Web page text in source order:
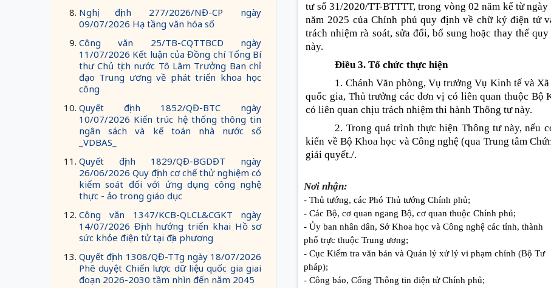
Nghị định 277/2026/NĐ-CP ngày
09/07/2026 Hạ tầng văn hóa số
Công văn 25/TB-CQTTBCD ngày
11/07/2026 Kết luận của Đồng chí Tổng Bí
thư Chủ tịch nước Tô Lâm Trưởng Ban chỉ
đạo Trung ương về phát triển khoa học
công
Quyết định 1852/QĐ-BTC ngày
10/07/2026 Kiến trúc hệ thống thông tin
ngân sách và kế toán nhà nước số
_VDBAS_
Quyết định 1829/QĐ-BGDĐT ngày
26/06/2026 Quy định cơ chế thử nghiệm có
kiểm soát đối với ứng dụng công nghệ
thực - ảo trong giáo dục
Công văn 1347/KCB-QLCL&CGKT ngày
14/07/2026 Định hướng triển khai Hồ sơ
sức khỏe điện tử tại địa phương
Quyết định 1308/QĐ-TTg ngày 18/07/2026
Phê duyệt Chiến lược dữ liệu quốc gia giai
đoạn 2026-2030 tầm nhìn đến năm 2045
tư số 31/2020/TT-BTTTT, trong vòng 02 năm kể từ
năm 2025 của Chính phủ quy định về chữ ký điện tử
trách nhiệm rà soát, sửa đổi, bổ sung hoặc thay thế
này.
Điều 3. Tổ chức thực hiện
1. Chánh Văn phòng, Vụ trưởng Vụ Kinh tế và
quốc gia, Thủ trưởng các đơn vị có liên quan thuộc Bộ
có liên quan chịu trách nhiệm thi hành Thông tư này.
2. Trong quá trình thực hiện Thông tư này, nếu
kiến về Bộ Khoa học và Công nghệ (qua Trung tâm
giải quyết./.
Nơi nhận:
- Thủ tướng, các Phó Thủ tướng Chính phủ;
- Các Bộ, cơ quan ngang Bộ, cơ quan thuộc Chính phủ;
- Ủy ban nhân dân, Sở Khoa học và Công nghệ các tỉnh, thành
phố trực thuộc Trung ương;
- Cục Kiểm tra văn bản và Quản lý xử lý vi phạm chính (Bộ Tư
pháp);
- Công báo, Cổng Thông tin điện tử Chính phủ;